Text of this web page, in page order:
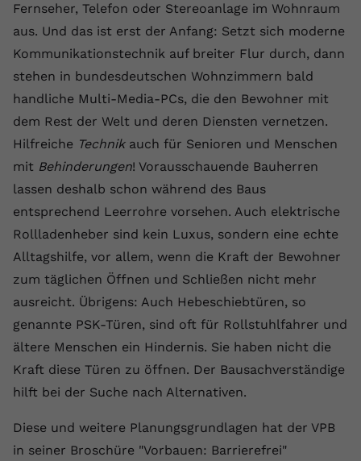
Fernseher, Telefon oder Stereoanlage im Wohnraum
aus. Und das ist erst der Anfang: Setzt sich moderne
Kommunikationstechnik auf breiter Flur durch, dann
stehen in bundesdeutschen Wohnzimmern bald
handliche Multi-Media-PCs, die den Bewohner mit
dem Rest der Welt und deren Diensten vernetzen.
Hilfreiche Technikauch für Senioren und Menschen
mit Behinderungen! Vorausschauende Bauherren
lassen deshalb schon während des Baus
entsprechend Leerrohre vorsehen. Auch elektrische
Rollladenheber sind kein Luxus, sondern eine echte
Alltagshilfe, vor allem, wenn die Kraft der Bewohner
zum täglichen Öffnen und Schließen nicht mehr
ausreicht. Übrigens: Auch Hebeschiebtüren, so
genannte PSK-Türen, sind oft für Rollstuhlfahrer und
ältere Menschen ein Hindernis. Sie haben nicht die
Kraft diese Türen zu öffnen. Der Bausachverständige
hilft bei der Suche nach Alternativen.
Diese und weitere Planungsgrundlagen hat der VPB
in seiner Broschüre "Vorbauen: Barrierefrei"